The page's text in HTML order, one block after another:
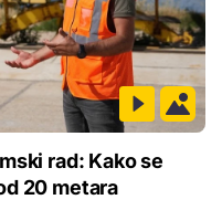
rad: Kako se
20 metara